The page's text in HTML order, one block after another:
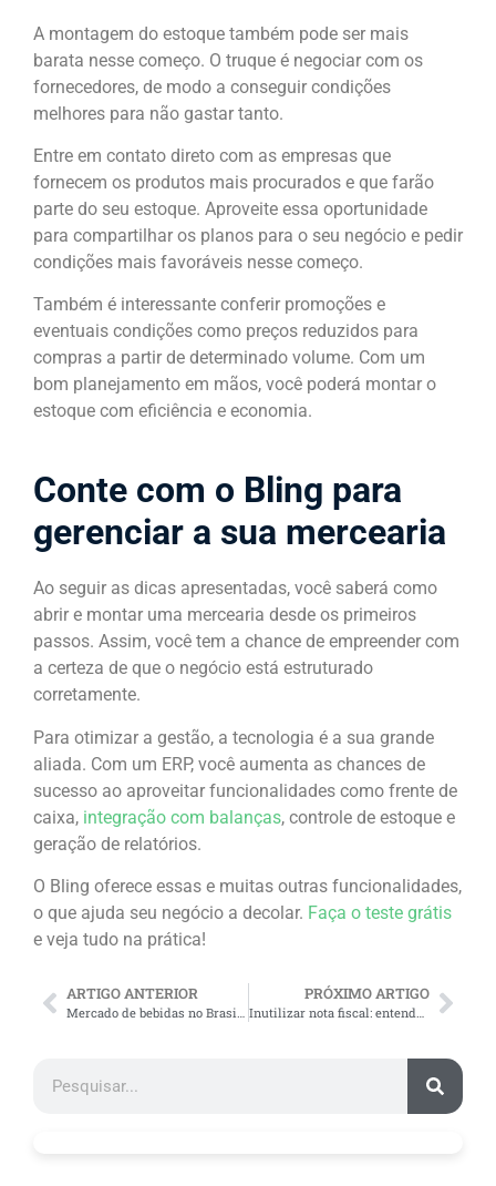
A montagem do estoque também pode ser mais
barata nesse começo. O truque é negociar com os
fornecedores, de modo a conseguir condições
melhores para não gastar tanto.
Entre em contato direto com as empresas que
fornecem os produtos mais procurados e que farão
parte do seu estoque. Aproveite essa oportunidade
para compartilhar os planos para o seu negócio e pedir
condições mais favoráveis nesse começo.
Também é interessante conferir promoções e
eventuais condições como preços reduzidos para
compras a partir de determinado volume. Com um
bom planejamento em mãos, você poderá montar o
estoque com eficiência e economia.
Conte com o Bling para
gerenciar a sua mercearia
Ao seguir as dicas apresentadas, você saberá como
abrir e montar uma mercearia desde os primeiros
passos. Assim, você tem a chance de empreender com
a certeza de que o negócio está estruturado
corretamente.
Para otimizar a gestão, a tecnologia é a sua grande
aliada. Com um ERP, você aumenta as chances de
sucesso ao aproveitar funcionalidades como frente de
caixa, integração com balanças, controle de estoque e
geração de relatórios.
O Bling oferece essas e muitas outras funcionalidades,
o que ajuda seu negócio a decolar. Faça o teste grátis
e veja tudo na prática!
ARTIGO ANTERIOR
Mercado de bebidas no Brasil: vale a pena investir nesse setor?
PRÓXIMO ARTIGO
Inutilizar nota fiscal: entenda a importância e como fazer